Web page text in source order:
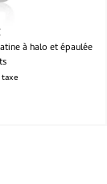
à halo et épaulée